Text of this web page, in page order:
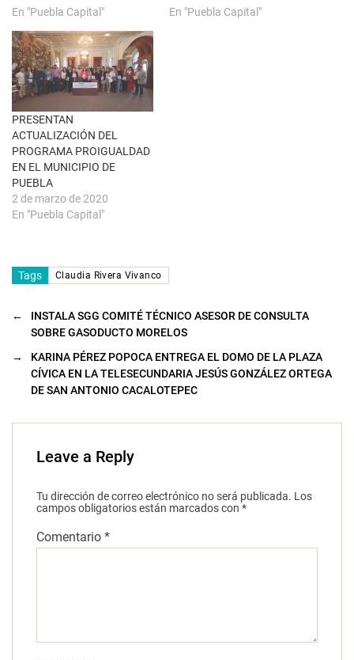
v
)
e
u
n
a
v
e
n
t
a
a
n
u
e
v
En "Puebla Capital"
En "Puebla Capital"
PRESENTAN
ACTUALIZACIÓN DEL
PROGRAMA PROIGUALDAD
EN EL MUNICIPIO DE
PUEBLA
2 de marzo de 2020
En "Puebla Capital"
Tags Claudia Rivera Vivanco
←
INSTALA SGG COMITÉ TÉCNICO ASESOR DE CONSULTA
SOBRE GASODUCTO MORELOS
→
KARINA PÉREZ POPOCA ENTREGA EL DOMO DE LA PLAZA
CÍVICA EN LA TELESECUNDARIA JESÚS GONZÁLEZ ORTEGA
DE SAN ANTONIO CACALOTEPEC
Leave a Reply
Tu dirección de correo electrónico no será publicada. Los
campos obligatorios están marcados con *
Comentario *